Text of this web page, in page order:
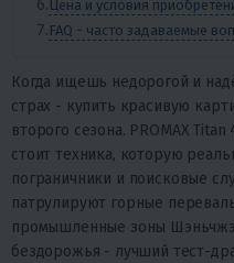
Цена и условия
FAQ - часто задаваемые
Когда ищешь недорогой и
страх - купить красивую
второго сезона. PROMAX
стоит техника, которую
пограничники и поисковые
патрулируют горные
промышленные зоны
бездорожья - лучший тест-